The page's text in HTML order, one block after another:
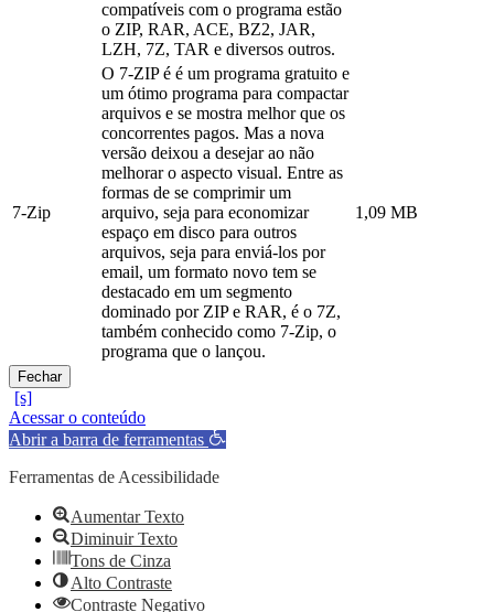
compatíveis com o programa estão
o ZIP, RAR, ACE, BZ2, JAR,
LZH, 7Z, TAR e diversos outros.
7-Zip
O 7-ZIP é é um programa gratuito e
um ótimo programa para compactar
arquivos e se mostra melhor que os
concorrentes pagos. Mas a nova
versão deixou a desejar ao não
melhorar o aspecto visual. Entre as
formas de se comprimir um
arquivo, seja para economizar
espaço em disco para outros
arquivos, seja para enviá-los por
email, um formato novo tem se
destacado em um segmento
dominado por ZIP e RAR, é o 7Z,
também conhecido como 7-Zip, o
programa que o lançou.
1,09 MB
Fechar
Acessar o conteúdo
Abrir a barra de ferramentas
Ferramentas de Acessibilidade
Aumentar Texto
Diminuir Texto
Tons de Cinza
Alto Contraste
Contraste Negativo